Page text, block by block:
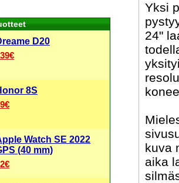
Yksi
24"
kuva
aika
D20
8S
Watch SE 2022
(40 mm)